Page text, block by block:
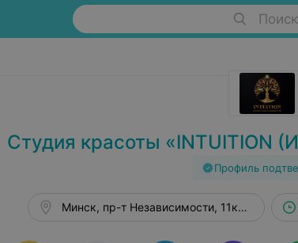
Студия красоты «INTUITION
Профиль
Минск, пр-т Независимости, 11к2, оф. 328